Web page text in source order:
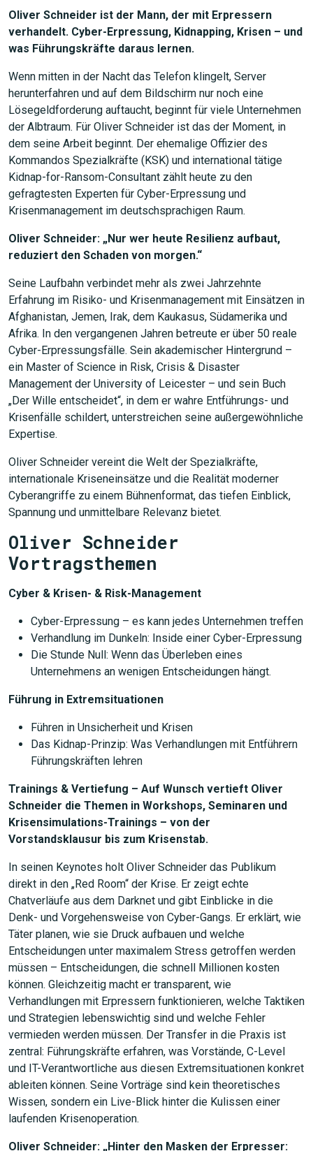
Oliver Schneider ist der Mann, der mit Erpressern
verhandelt. Cyber-Erpressung, Kidnapping, Krisen – und
was Führungskräfte daraus lernen.
Wenn mitten in der Nacht das Telefon klingelt, Server
herunterfahren und auf dem Bildschirm nur noch eine
Lösegeldforderung auftaucht, beginnt für viele Unternehmen
der Albtraum. Für Oliver Schneider ist das der Moment, in
dem seine Arbeit beginnt. Der ehemalige Offizier des
Kommandos Spezialkräfte (KSK) und international tätige
Kidnap-for-Ransom-Consultant zählt heute zu den
gefragtesten Experten für Cyber-Erpressung und
Krisenmanagement im deutschsprachigen Raum.
Oliver Schneider: „Nur wer heute Resilienz aufbaut,
reduziert den Schaden von morgen.“
Seine Laufbahn verbindet mehr als zwei Jahrzehnte
Erfahrung im Risiko- und Krisenmanagement mit Einsätzen in
Afghanistan, Jemen, Irak, dem Kaukasus, Südamerika und
Afrika. In den vergangenen Jahren betreute er über 50 reale
Cyber-Erpressungsfälle. Sein akademischer Hintergrund –
ein Master of Science in Risk, Crisis & Disaster
Management der University of Leicester – und sein Buch
„Der Wille entscheidet“, in dem er wahre Entführungs- und
Krisenfälle schildert, unterstreichen seine außergewöhnliche
Expertise.
Oliver Schneider vereint die Welt der Spezialkräfte,
internationale Kriseneinsätze und die Realität moderner
Cyberangriffe zu einem Bühnenformat, das tiefen Einblick,
Spannung und unmittelbare Relevanz bietet.
Oliver Schneider
Vortragsthemen
Cyber & Krisen- & Risk-Management
Cyber-Erpressung – es kann jedes Unternehmen treffen
Verhandlung im Dunkeln: Inside einer Cyber-Erpressung
Die Stunde Null: Wenn das Überleben eines
Unternehmens an wenigen Entscheidungen hängt.
Führung in Extremsituationen
Führen in Unsicherheit und Krisen
Das Kidnap-Prinzip: Was Verhandlungen mit Entführern
Führungskräften lehren
Trainings & Vertiefung – Auf Wunsch vertieft Oliver
Schneider die Themen in Workshops, Seminaren und
Krisensimulations-Trainings – von der
Vorstandsklausur bis zum Krisenstab.
In seinen Keynotes holt Oliver Schneider das Publikum
direkt in den „Red Room“ der Krise. Er zeigt echte
Chatverläufe aus dem Darknet und gibt Einblicke in die
Denk- und Vorgehensweise von Cyber-Gangs. Er erklärt, wie
Täter planen, wie sie Druck aufbauen und welche
Entscheidungen unter maximalem Stress getroffen werden
müssen – Entscheidungen, die schnell Millionen kosten
können. Gleichzeitig macht er transparent, wie
Verhandlungen mit Erpressern funktionieren, welche Taktiken
und Strategien lebenswichtig sind und welche Fehler
vermieden werden müssen. Der Transfer in die Praxis ist
zentral: Führungskräfte erfahren, was Vorstände, C-Level
und IT-Verantwortliche aus diesen Extremsituationen konkret
ableiten können. Seine Vorträge sind kein theoretisches
Wissen, sondern ein Live-Blick hinter die Kulissen einer
laufenden Krisenoperation.
Oliver Schneider: „Hinter den Masken der Erpresser: